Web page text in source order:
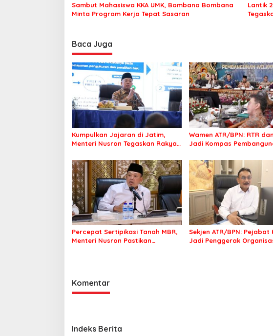
Sambut Mahasiswa KKA UMK, Bombana Bombana
Minta Program Kerja Tepat Sasaran
Lantik
Baca Juga
Kumpulkan Jajaran di Jatim,
Menteri Nusron Tegaskan Rakyat
Wamen ATR/BPN: RTR
Jadi Kompas
Percepat Sertipikasi Tanah MBR,
Menteri Nusron Pastikan
Sekjen ATR/BPN: Pejabat
Jadi Penggerak
Komentar
Indeks Berita